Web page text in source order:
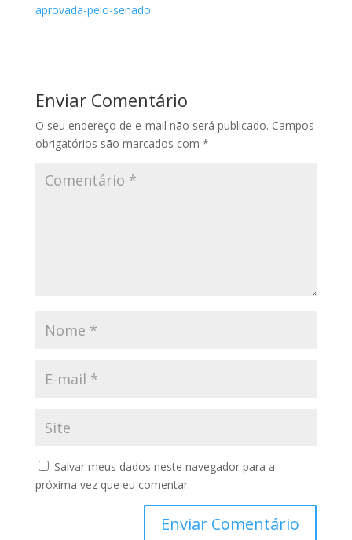
aprovada-pelo-senado
Enviar Comentário
O seu endereço de e-mail não será publicado. Campos
obrigatórios são marcados com *
Salvar meus dados neste navegador para a
próxima vez que eu comentar.